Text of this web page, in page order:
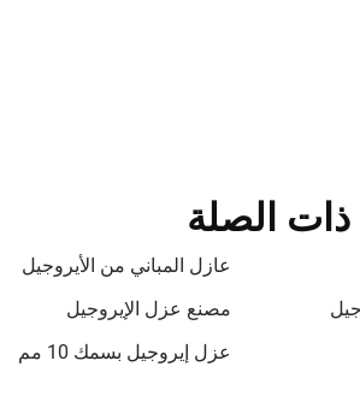
ذات الصلة
عازل المباني من الأيروجيل
مصنع عزل الإيروجيل
عزل إيروجيل بسمك 10 مم